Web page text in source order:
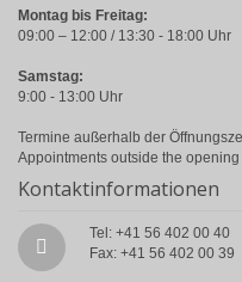
Montag bis Freitag:
09:00 – 12:00 / 13:30 - 18:00 Uhr
Samstag:
9:00 - 13:00 Uhr
Termine außerhalb der
Appointments outside the
Kontaktinformationen
Tel: +41 56 402 00 40
Fax: +41 56 402 00 39